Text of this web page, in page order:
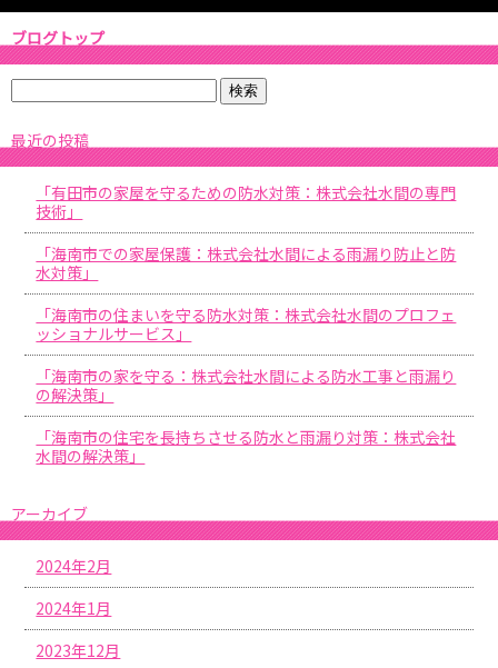
ブログトップ
最近の投稿
「有田市の家屋を守るための防水対策：株式会社水間の専門
技術」
「海南市での家屋保護：株式会社水間による雨漏り防止と防
水対策」
「海南市の住まいを守る防水対策：株式会社水間のプロフェ
ッショナルサービス」
「海南市の家を守る：株式会社水間による防水工事と雨漏り
の解決策」
「海南市の住宅を長持ちさせる防水と雨漏り対策：株式会社
水間の解決策」
アーカイブ
2024年2月
2024年1月
2023年12月